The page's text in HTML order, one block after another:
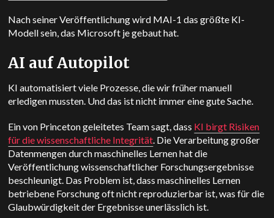
Nach seiner Veröffentlichung wird MAI-1 das größte KI-
Modell sein, das Microsoft je gebaut hat.
AI auf Autopilot
KI automatisiert viele Prozesse, die wir früher manuell
erledigen mussten. Und das ist nicht immer eine gute Sache.
Ein von Princeton geleitetes Team sagt, dass KI birgt Risiken
für die wissenschaftliche Integrität. Die Verarbeitung großer
Datenmengen durch maschinelles Lernen hat die
Veröffentlichung wissenschaftlicher Forschungsergebnisse
beschleunigt. Das Problem ist, dass maschinelles Lernen
betriebene Forschung oft nicht reproduzierbar ist, was für die
Glaubwürdigkeit der Ergebnisse unerlässlich ist.